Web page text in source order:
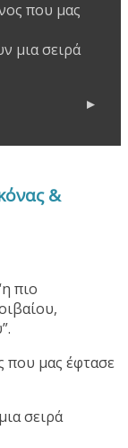
που μας
μια σειρά
&
πιο
που μας έφτασε
σειρά